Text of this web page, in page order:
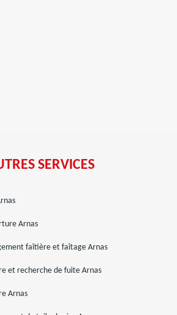
SERVICES
Arnas
faîtière et faîtage Arnas
et recherche de fuite Arnas
Arnas